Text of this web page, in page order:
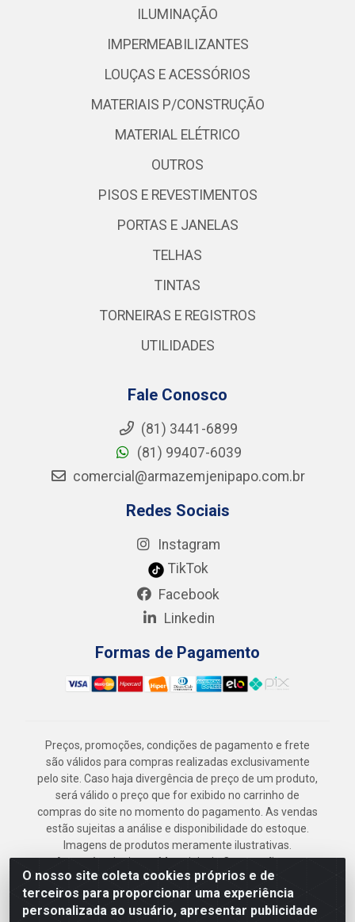
O nosso site coleta cookies próprios e de
terceiros para proporcionar uma experiência
personalizada ao usuário, apresentar publicidade
ILUMINAÇÃO
IMPERMEABILIZANTES
LOUÇAS E ACESSÓRIOS
MATERIAIS P/CONSTRUÇÃO
MATERIAL ELÉTRICO
OUTROS
PISOS E REVESTIMENTOS
PORTAS E JANELAS
TELHAS
TINTAS
TORNEIRAS E REGISTROS
UTILIDADES
Fale Conosco
(81) 3441-6899
(81) 99407-6039
comercial@armazemjenipapo.com.br
Redes Sociais
Instagram
TikTok
Facebook
Linkedin
Formas de Pagamento
Preços, promoções, condições de pagamento e frete
são válidos para compras realizadas exclusivamente
pelo site. Caso haja divergência de preço de um produto,
será válido o preço que for exibido no carrinho de
compras do site no momento do pagamento. As vendas
estão sujeitas a análise e disponibilidade do estoque.
Imagens de produtos meramente ilustrativas.
Armazém Jenipapo Materiais de Construção em
Geral LTDA - Rua das Flores, 2691 - Guabiraba,
Recife/PE - CEP 52.291-630 - CNPJ
41.097.379/0001-